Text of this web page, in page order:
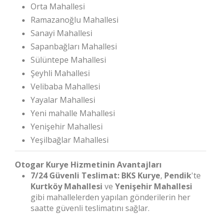
Orta Mahallesi
Ramazanoğlu Mahallesi
Sanayi Mahallesi
Sapanbağları Mahallesi
Sülüntepe Mahallesi
Şeyhli Mahallesi
Velibaba Mahallesi
Yayalar Mahallesi
Yeni mahalle Mahallesi
Yenişehir Mahallesi
Yeşilbağlar Mahallesi
Otogar Kurye Hizmetinin Avantajları
7/24 Güvenli Teslimat: BKS Kurye, Pendik'te
Kurtköy Mahallesi ve Yenişehir Mahallesi
gibi mahallelerden yapılan gönderilerin her
saatte güvenli teslimatını sağlar.